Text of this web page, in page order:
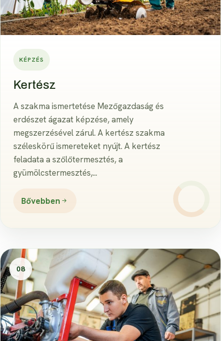
KÉPZÉS
Kertész
A szakma ismertetése Mezőgazdaság és
erdészet ágazat képzése, amely
megszerzésével zárul. A kertész szakma
széleskörű ismereteket nyújt. A kertész
feladata a szőlőtermesztés, a
gyümölcstermesztés,...
Bővebben
08